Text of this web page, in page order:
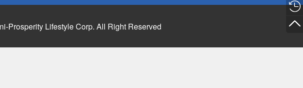
Prosperity Lifestyle Corp. All Right Reserved